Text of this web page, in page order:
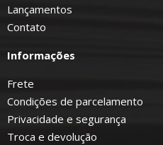
Lançamentos
Contato
Informações
Frete
Condições de parcelamento
Privacidade e segurança
Troca e devolução